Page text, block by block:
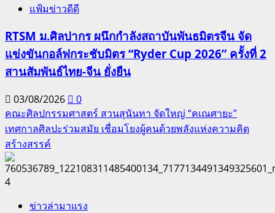
แฟ้มข่าวดีดี
RTSM ม.ศิลปากร ผนึกกำลังสถาบันพันธมิตรจีน จัด
แข่งขันกอล์ฟกระชับมิตร “Ryder Cup 2026” ครั้งที่ 2
สานสัมพันธ์ไทย-จีน ยั่งยืน
03/08/2026
0
คณะศิลปกรรมศาสตร์ สวนสุนันทา จัดใหญ่ “คเณศายะ”
เทศกาลศิลปะร่วมสมัย เชื่อมโยงผู้คนด้วยพลังแห่งความคิด
สร้างสรรค์
4
ข่าวล่ามาแรง